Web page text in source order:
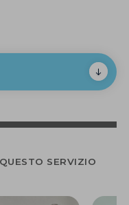
SERVIZIO